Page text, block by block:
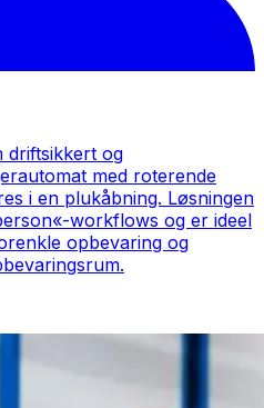
driftsikkert og
med roterende
i en plukåbning. Løsningen
workflows og er ideel
opbevaring og